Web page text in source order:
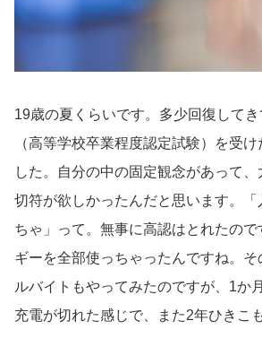
19歳の夏くらいです。多少回復して
（高等学校卒業程度認定試験）を受
した。自分の中の固定観念があって
切符が欲しかったんだと思います。「
ちゃ」って。無事に高認はとれたの
ギーを全部使っちゃったんですね。
ルバイトもやってみたのですが、1か
充電が切れた感じで、また2年ひきこ